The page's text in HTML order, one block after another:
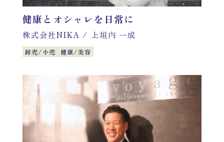
健康とオシャレを日常に
株式会社NIKA / 上垣内 一成
卸売/小売 健康/美容